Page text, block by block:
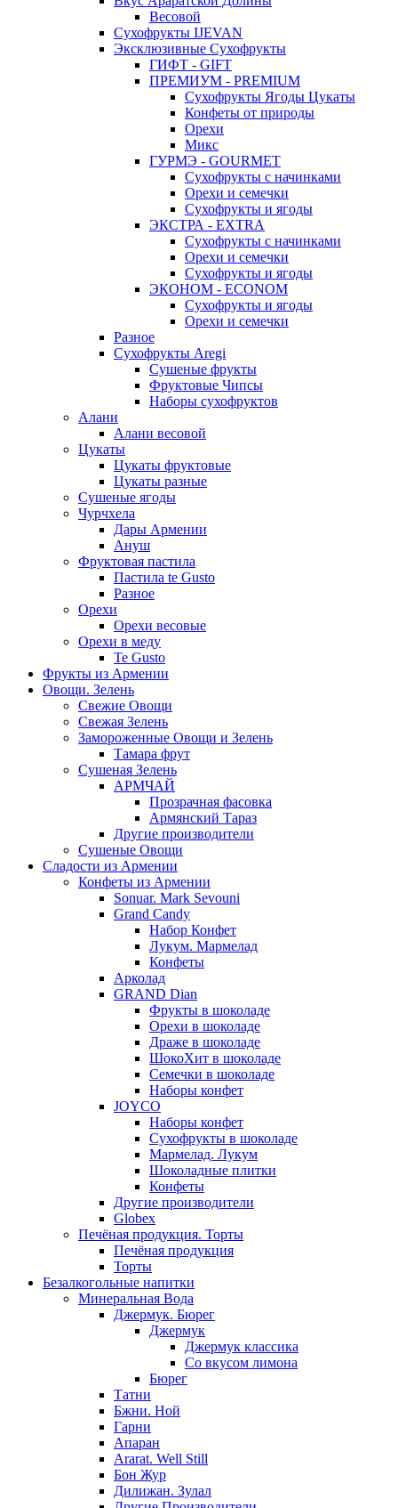
Весовой
Сухофрукты IJEVAN
Эксклюзивные Сухофрукты
ГИФТ - GIFT
ПРЕМИУМ - PREMIUM
Сухофрукты Ягоды Цукаты
Конфеты от природы
Орехи
Микс
ГУРМЭ - GOURMET
Сухофрукты с начинками
Орехи и семечки
Сухофрукты и ягоды
ЭКСТРА - EXTRA
Сухофрукты с начинками
Орехи и семечки
Сухофрукты и ягоды
ЭКОНОМ - ECONOM
Сухофрукты и ягоды
Орехи и семечки
Разное
Сухофрукты Aregi
Сушеные фрукты
Фруктовые Чипсы
Наборы сухофруктов
Алани
Алани весовой
Цукаты
Цукаты фруктовые
Цукаты разные
Сушеные ягоды
Чурчхела
Дары Армении
Ануш
Фруктовая пастила
Пастила te Gusto
Разное
Орехи
Орехи весовые
Орехи в меду
Te Gusto
Фрукты из Армении
Овощи. Зелень
Свежие Овощи
Свежая Зелень
Замороженные Овощи и Зелень
Тамара фрут
Сушеная Зелень
АРМЧАЙ
Прозрачная фасовка
Армянский Тараз
Другие производители
Сушеные Овощи
Сладости из Армении
Конфеты из Армении
Sonuar. Mark Sevouni
Grand Candy
Набор Конфет
Лукум. Мармелад
Конфеты
Арколад
GRAND Dian
Фрукты в шоколаде
Орехи в шоколаде
Драже в шоколаде
ШокоХит в шоколаде
Семечки в шоколаде
Наборы конфет
JOYCO
Наборы конфет
Сухофрукты в шоколаде
Мармелад. Лукум
Шоколадные плитки
Конфеты
Другие производители
Globex
Печёная продукция. Торты
Печёная продукция
Торты
Безалкогольные напитки
Минеральная Вода
Джермук. Бюрег
Джермук
Джермук классика
Со вкусом лимона
Бюрег
Татни
Бжни. Ной
Гарни
Апаран
Ararat. Well Still
Бон Жур
Дилижан. Зулал